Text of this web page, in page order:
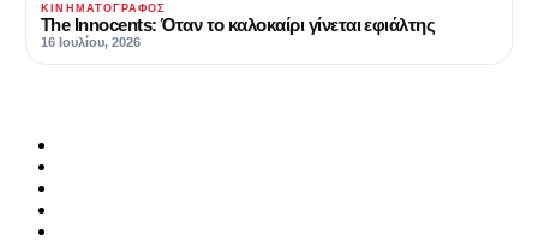
ΚΙΝΗΜΑΤΟΓΡΆΦΟΣ
The Innocents: Όταν το καλοκαίρι γίνεται εφιάλτης
16 Ιουλίου, 2026